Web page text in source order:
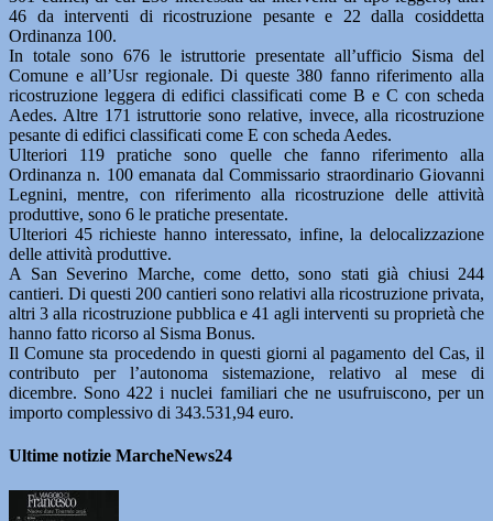
46 da interventi di ricostruzione pesante e 22 dalla cosiddetta
Ordinanza 100.
In totale sono 676 le istruttorie presentate all’ufficio Sisma del
Comune e all’Usr regionale. Di queste 380 fanno riferimento alla
ricostruzione leggera di edifici classificati come B e C con scheda
Aedes. Altre 171 istruttorie sono relative, invece, alla ricostruzione
pesante di edifici classificati come E con scheda Aedes.
Ulteriori 119 pratiche sono quelle che fanno riferimento alla
Ordinanza n. 100 emanata dal Commissario straordinario Giovanni
Legnini, mentre, con riferimento alla ricostruzione delle attività
produttive, sono 6 le pratiche presentate.
Ulteriori 45 richieste hanno interessato, infine, la delocalizzazione
delle attività produttive.
A San Severino Marche, come detto, sono stati già chiusi 244
cantieri. Di questi 200 cantieri sono relativi alla ricostruzione privata,
altri 3 alla ricostruzione pubblica e 41 agli interventi su proprietà che
hanno fatto ricorso al Sisma Bonus.
Il Comune sta procedendo in questi giorni al pagamento del Cas, il
contributo per l’autonoma sistemazione, relativo al mese di
dicembre. Sono 422 i nuclei familiari che ne usufruiscono, per un
importo complessivo di 343.531,94 euro.
Ultime notizie MarcheNews24